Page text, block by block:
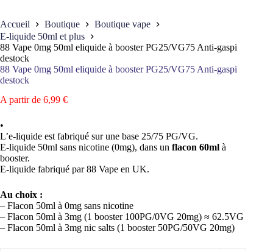
Accueil Boutique
Boutique vape
E-liquide 50ml et plus
88 Vape 0mg 50ml eliquide à booster PG25/VG75 Anti-gaspi
destock
88 Vape 0mg 50ml eliquide à booster PG25/VG75 Anti-gaspi
destock
A partir de 6,99 €
•
L’e-liquide est fabriqué sur une base 25/75 PG/VG.
E-liquide 50ml sans nicotine (0mg), dans un flacon 60ml à
booster.
E-liquide fabriqué par 88 Vape en UK.
Au choix :
– Flacon 50ml à 0mg sans nicotine
– Flacon 50ml à 3mg (1 booster 100PG/0VG 20mg) ≈ 62.5VG
– Flacon 50ml à 3mg nic salts (1 booster 50PG/50VG 20mg)